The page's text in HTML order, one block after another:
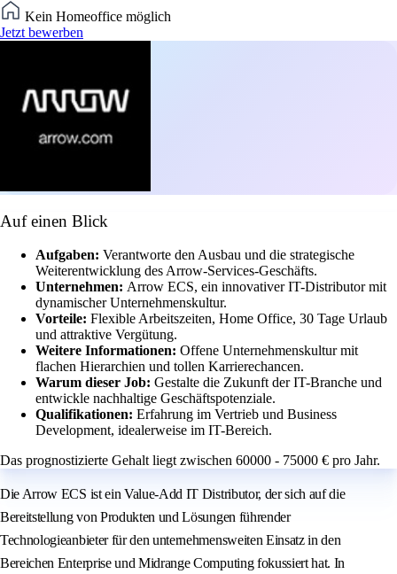
Kein Homeoffice möglich
Jetzt bewerben
Auf einen Blick
Aufgaben: Verantworte den Ausbau und die strategische
Weiterentwicklung des Arrow-Services-Geschäfts.
Unternehmen: Arrow ECS, ein innovativer IT-Distributor mit
dynamischer Unternehmenskultur.
Vorteile: Flexible Arbeitszeiten, Home Office, 30 Tage Urlaub
und attraktive Vergütung.
Weitere Informationen: Offene Unternehmenskultur mit
flachen Hierarchien und tollen Karrierechancen.
Warum dieser Job: Gestalte die Zukunft der IT-Branche und
entwickle nachhaltige Geschäftspotenziale.
Qualifikationen: Erfahrung im Vertrieb und Business
Development, idealerweise im IT-Bereich.
Das prognostizierte Gehalt liegt zwischen 60000 - 75000 € pro Jahr.
Die Arrow ECS ist ein Value-Add IT Distributor, der sich auf die
Bereitstellung von Produkten und Lösungen führender
Technologieanbieter für den unternehmensweiten Einsatz in den
Bereichen Enterprise und Midrange Computing fokussiert hat. In